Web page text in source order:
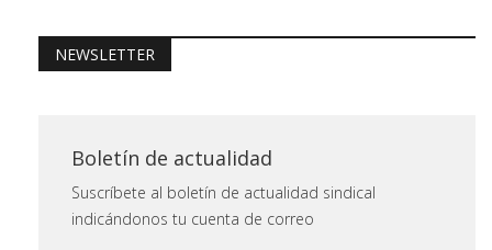
NEWSLETTER
Boletín de actualidad
Suscríbete al boletín de actualidad sindical
indicándonos tu cuenta de correo